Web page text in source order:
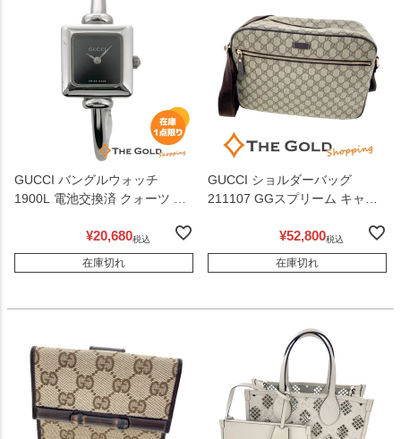
GUCCI バングルウォッチ
1900L 電池交換済 クォーツ ス
ィース ウォッチ グッチ 【中
古】
¥20,680税込
在庫切れ
GUCCI ショルダーバッグ
211107 GGスプリーム キャン
ンジャーバッグ 男女兼用 グッ
チ 【中古】
¥52,800税込
在庫切れ